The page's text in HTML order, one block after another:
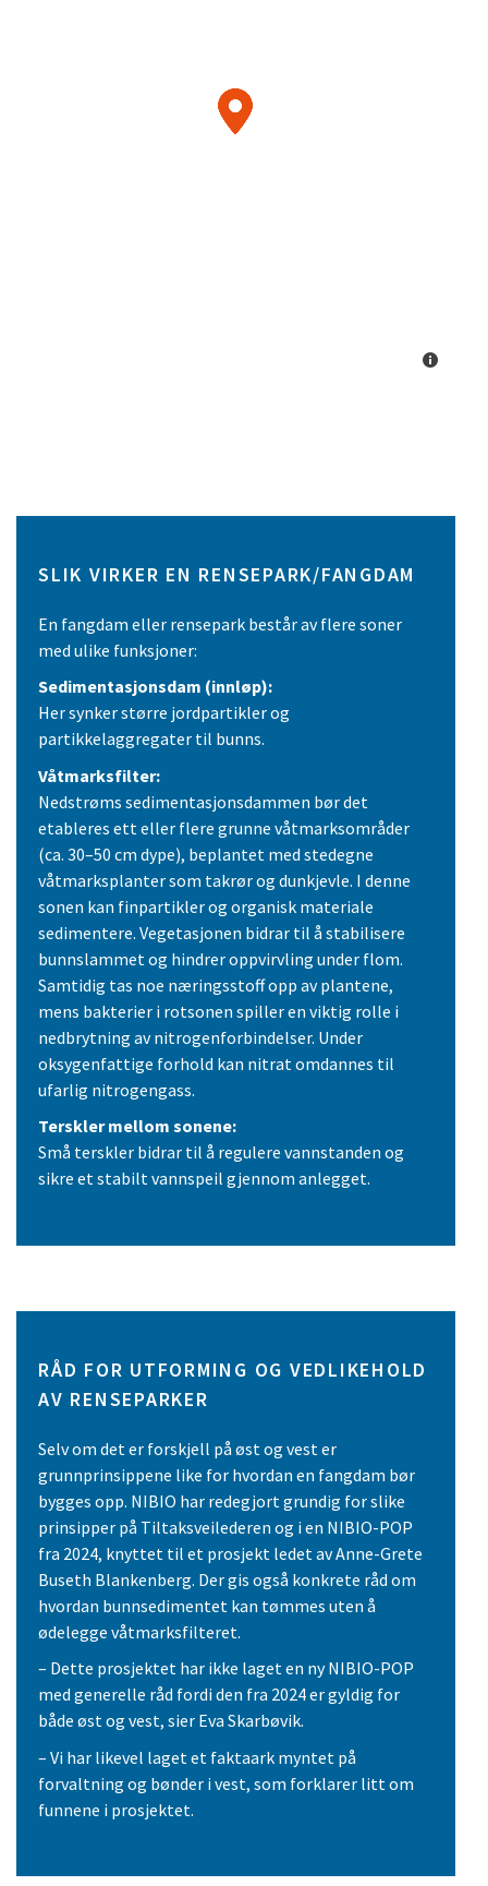
SLIK VIRKER EN RENSEPARK/FANGDAM
En fangdam eller rensepark består av flere soner
med ulike funksjoner:
Sedimentasjonsdam (innløp):
Her synker større jordpartikler og
partikkelaggregater til bunns.
Våtmarksfilter:
Nedstrøms sedimentasjonsdammen bør det
etableres ett eller flere grunne våtmarksområder
(ca. 30–50 cm dype), beplantet med stedegne
våtmarksplanter som takrør og dunkjevle. I denne
sonen kan finpartikler og organisk materiale
sedimentere. Vegetasjonen bidrar til å stabilisere
bunnslammet og hindrer oppvirvling under flom.
Samtidig tas noe næringsstoff opp av plantene,
mens bakterier i rotsonen spiller en viktig rolle i
nedbrytning av nitrogenforbindelser. Under
oksygenfattige forhold kan nitrat omdannes til
ufarlig nitrogengass.
Terskler mellom sonene:
Små terskler bidrar til å regulere vannstanden og
sikre et stabilt vannspeil gjennom anlegget.
RÅD FOR UTFORMING OG VEDLIKEHOLD
AV RENSEPARKER
Selv om det er forskjell på øst og vest er
grunnprinsippene like for hvordan en fangdam bør
bygges opp. NIBIO har redegjort grundig for slike
prinsipper på Tiltaksveilederen og i en NIBIO-POP
fra 2024, knyttet til et prosjekt ledet av Anne-Grete
Buseth Blankenberg. Der gis også konkrete råd om
hvordan bunnsedimentet kan tømmes uten å
ødelegge våtmarksfilteret.
– Dette prosjektet har ikke laget en ny NIBIO-POP
med generelle råd fordi den fra 2024 er gyldig for
både øst og vest, sier Eva Skarbøvik.
– Vi har likevel laget et faktaark myntet på
forvaltning og bønder i vest, som forklarer litt om
funnene i prosjektet.